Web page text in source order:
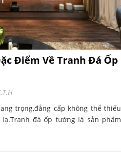
Điểm Về Tranh Đá Ốp
trọng,đẳng cấp không thể thiếu
đá ốp tường là sản phẩm